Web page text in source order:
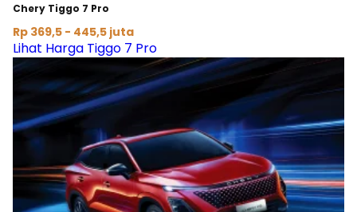
Chery Tiggo 7 Pro
Rp 369,5 - 445,5 juta
Lihat Harga Tiggo 7 Pro